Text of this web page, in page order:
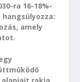
ra 16-18%-
amely